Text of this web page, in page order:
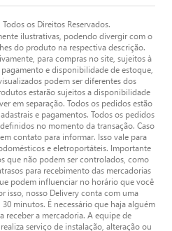
os Direitos Reservados.
ilustrativas, podendo divergir com o
do produto na respectiva descrição.
para compras no site, sujeitos à
e disponibilidade de estoque,
podem ser diferentes dos
estarão sujeitos a disponibilidade
em separação. Todos os pedidos estão
e pagamentos. Todos os pedidos
no momento da transação. Caso
contato para informar. Isso vale para
e eletroportáteis. Importante
que não podem ser controlados, como
para recebimento das mercadorias
podem influenciar no horário que você
isso, nosso Delivery conta com uma
minutos. É necessário que haja alguém
receber a mercadoria. A equipe de
serviço de instalação, alteração ou